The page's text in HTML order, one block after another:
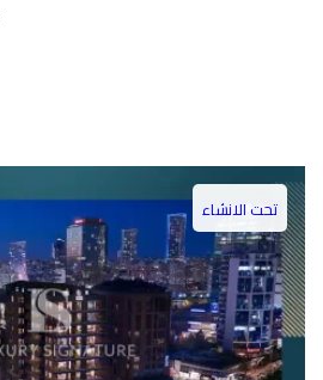
تحت الانشاء